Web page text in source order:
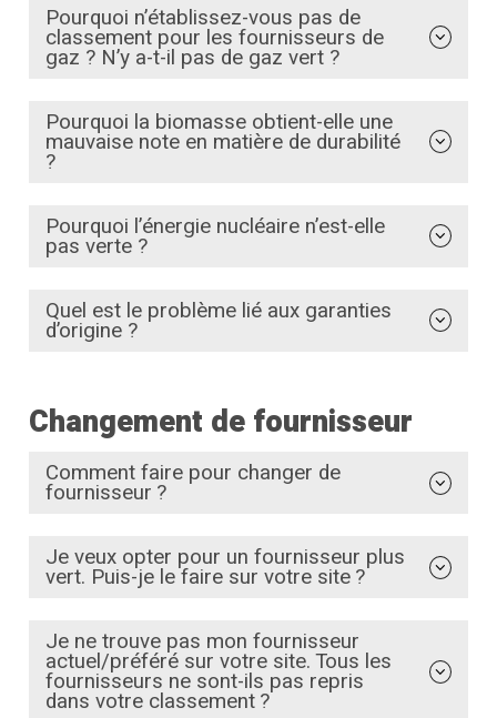
Pourquoi n’établissez-vous pas de
classement pour les fournisseurs de
gaz ? N’y a-t-il pas de gaz vert ?
Pourquoi la biomasse obtient-elle une
mauvaise note en matière de durabilité
?
Pourquoi l’énergie nucléaire n’est-elle
pas verte ?
Quel est le problème lié aux garanties
d’origine ?
Changement de fournisseur
Comment faire pour changer de
fournisseur ?
Je veux opter pour un fournisseur plus
vert. Puis-je le faire sur votre site ?
Je ne trouve pas mon fournisseur
actuel/préféré sur votre site. Tous les
fournisseurs ne sont-ils pas repris
dans votre classement ?